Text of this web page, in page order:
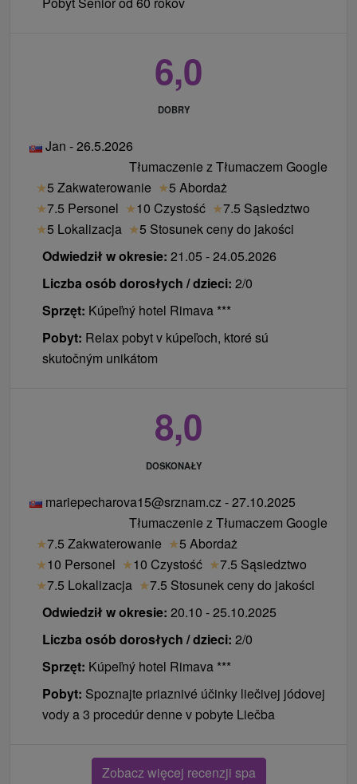
6,0
DOBRY
Jan - 26.5.2026
Tłumaczenie z Tłumaczem Google
★5 Zakwaterowanie ★5 Abordaż
★7.5 Personel ★10 Czystość ★7.5 Sąsiedztwo
★5 Lokalizacja ★5 Stosunek ceny do jakości
Odwiedził w okresie: 21.05 - 24.05.2026
Liczba osób dorosłych / dzieci: 2/0
Sprzęt: Kúpeľný hotel Rimava ***
Pobyt: Relax pobyt v kúpeľoch, ktoré sú
skutočným unikátom
8,0
DOSKONAŁY
mariepecharova15@srznam.cz - 27.10.2025
Tłumaczenie z Tłumaczem Google
★7.5 Zakwaterowanie ★5 Abordaż
★10 Personel ★10 Czystość ★7.5 Sąsiedztwo
★7.5 Lokalizacja ★7.5 Stosunek ceny do jakości
Odwiedził w okresie: 20.10 - 25.10.2025
Liczba osób dorosłych / dzieci: 2/0
Sprzęt: Kúpeľný hotel Rimava ***
Pobyt: Spoznajte priaznivé účinky liečivej jódovej
vody a 3 procedúr denne v pobyte Liečba
Zobacz więcej recenzji spa